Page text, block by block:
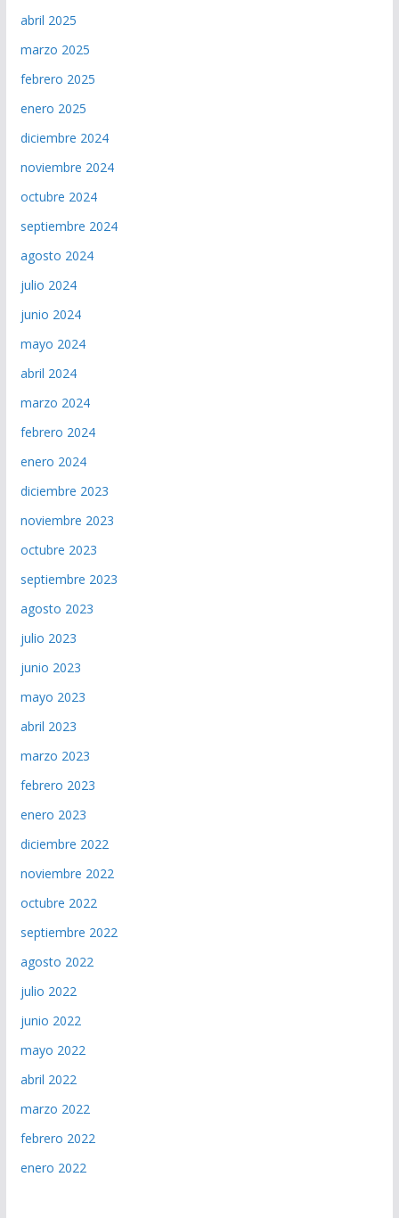
abril 2025
marzo 2025
febrero 2025
enero 2025
diciembre 2024
noviembre 2024
octubre 2024
septiembre 2024
agosto 2024
julio 2024
junio 2024
mayo 2024
abril 2024
marzo 2024
febrero 2024
enero 2024
diciembre 2023
noviembre 2023
octubre 2023
septiembre 2023
agosto 2023
julio 2023
junio 2023
mayo 2023
abril 2023
marzo 2023
febrero 2023
enero 2023
diciembre 2022
noviembre 2022
octubre 2022
septiembre 2022
agosto 2022
julio 2022
junio 2022
mayo 2022
abril 2022
marzo 2022
febrero 2022
enero 2022